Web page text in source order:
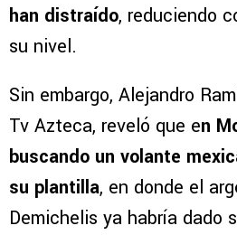
han distraído, reduciendo
su nivel.
Sin embargo, Alejandro
Tv Azteca, reveló que en
buscando un volante
su plantilla, en donde el
Demichelis ya habría dado